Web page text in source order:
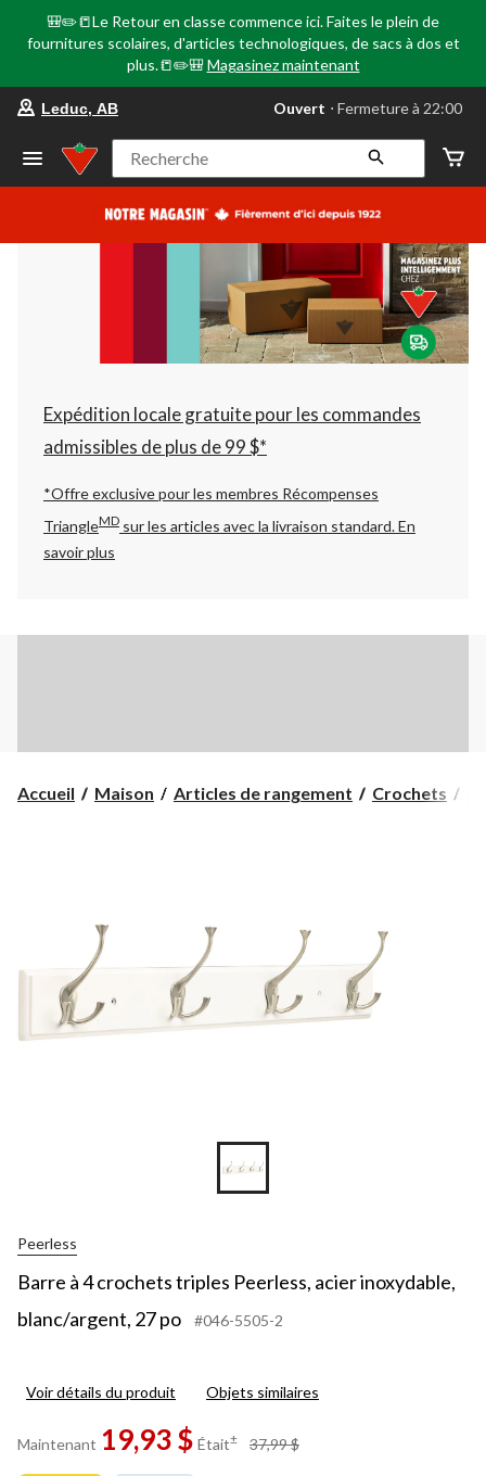
🎒✏️📒Le Retour en classe commence ici. Faites le plein de
fournitures scolaires, d'articles technologiques, de sacs à dos et
plus.📒✏️🎒 Magasinez maintenant
votre
préféré
Leduc,
AB,
courament
Fermeture
à
22:00
cliquer
pour
changer
Leduc, AB Ouvert ⋅ Fermeture à 22:00
Recherche
Expédition locale gratuite pour les commandes
admissibles de plus de 99 $*
*Offre exclusive pour les membres Récompenses
TriangleMD sur les articles avec la livraison standard.En
savoir plus
Accueil Maison Articles de rangement Crochets
Peerless
Barre à 4 crochets triples Peerless, acier inoxydable,
blanc/argent, 27 po
#046-5505-2
Voir détails du produit Objets similaires
Maintenant 19,93 $ Était± 37,99 $